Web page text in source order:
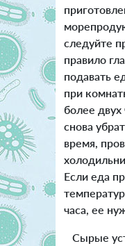
следуйте
правило
подавать
при
более
снова
время,
Если еда
часа, ее
Сырые